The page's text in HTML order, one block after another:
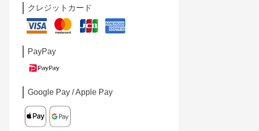
クレジットカード
PayPay
Google Pay / Apple Pay